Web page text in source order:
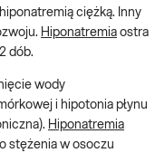
ciężką. Inny
Hiponatremia ostra
dób.
wody
i hipotonia płynu
Hiponatremia
stężenia w osoczu